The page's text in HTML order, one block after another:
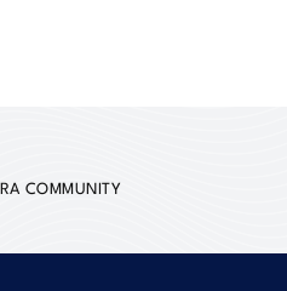
COMMUNITY